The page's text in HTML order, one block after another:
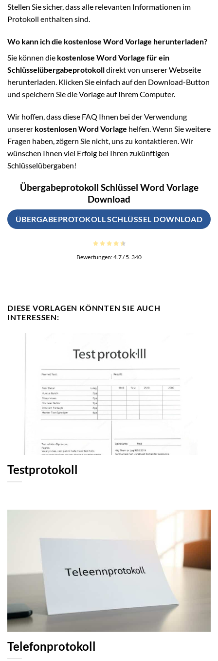
Stellen Sie sicher, dass alle relevanten Informationen im
Protokoll enthalten sind.
Wo kann ich die kostenlose Word Vorlage herunterladen?
Sie können die kostenlose Word Vorlage für ein
Schlüsselübergabeprotokolldirekt von unserer Webseite
herunterladen. Klicken Sie einfach auf den Download-Button
und speichern Sie die Vorlage auf Ihrem Computer.
Wir hoffen, dass diese FAQ Ihnen bei der Verwendung
unserer kostenlosen Word Vorlage helfen. Wenn Sie weitere
Fragen haben, zögern Sie nicht, uns zu kontaktieren. Wir
wünschen Ihnen viel Erfolg bei Ihren zukünftigen
Schlüsselübergaben!
Übergabeprotokoll Schlüssel Word Vorlage
Download
ÜBERGABEPROTOKOLL SCHLÜSSEL DOWNLOAD
Bewertungen:4.7/ 5. 340
DIESE VORLAGEN KÖNNTEN SIE AUCH
INTERESSEN:
Testprotokoll
Telefonprotokoll